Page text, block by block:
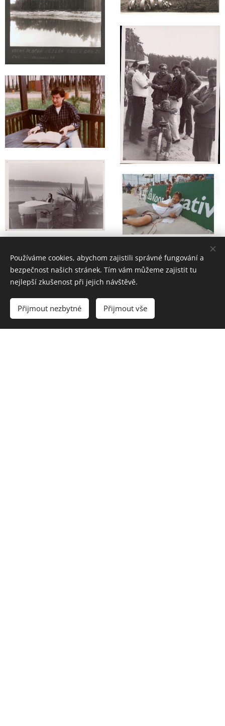
Používáme cookies, abychom zajistili správné fungování a
bezpečnost našich stránek. Tím vám můžeme zajistit tu
nejlepší zkušenost při jejich návštěvě.
Přijmout nezbytné Přijmout vše